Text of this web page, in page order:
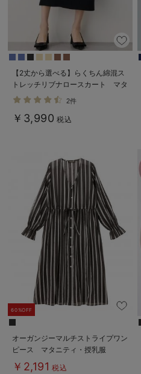
【2丈から選べる】らくちん綿混ス
トレッチリブナロースカート マタ
ニティ・産後【出産後も長く使え
2件
￥3,990 税込
60%OFF
オーガンジーマルチストライプワン
ピース マタニティ・授乳服
￥2,191 税込